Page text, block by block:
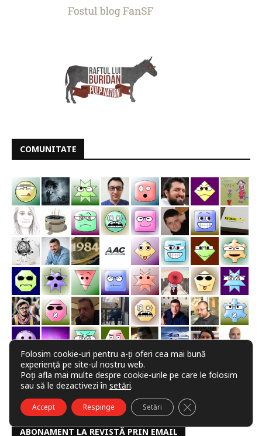
COMUNITATE
ABONAMENT LA REVISTĂ PRIN EMAIL
Folosim cookie-uri pentru a-ți oferi cea mai bună
experiență pe site-ul nostru web.
Poți afla mai multe despre cookie-urile pe care le folosim
sau să le dezactivezi în setări.
Accept Respinge Setări CLOSE GDPR